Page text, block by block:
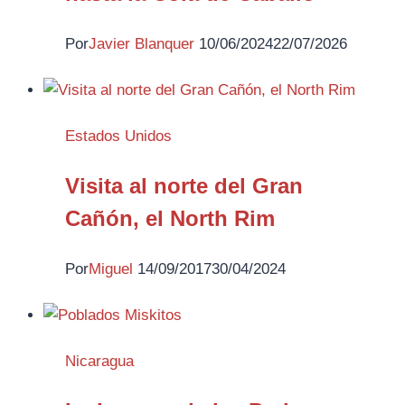
PorJavier Blanquer 10/06/202422/07/2026
Estados Unidos
Visita al norte del Gran
Cañón, el North Rim
PorMiguel 14/09/201730/04/2024
Nicaragua